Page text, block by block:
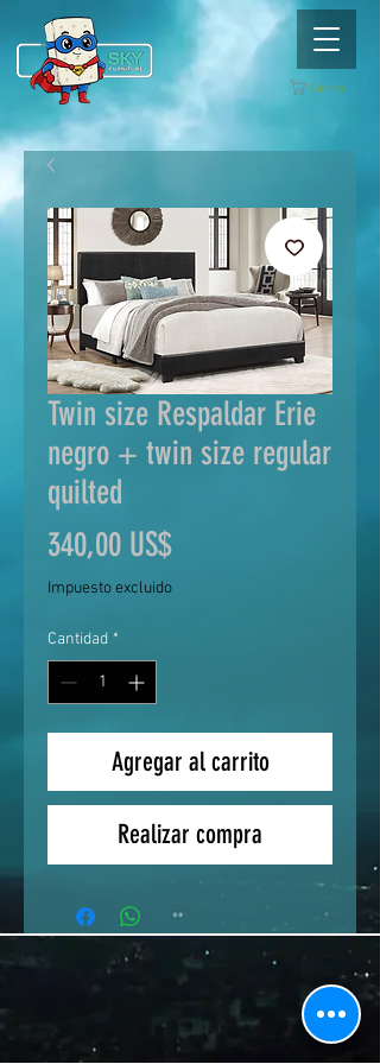
Carrito
Twin size Respaldar Erie
negro + twin size regular
quilted
340,00 US$Precio
Impuesto excluido
Cantidad *
Agregar al carrito
Realizar compra